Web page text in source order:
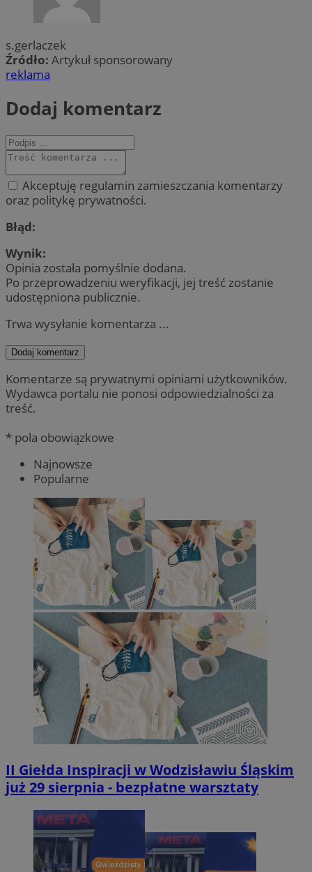
s.gerlaczek
Źródło: Artykuł sponsorowany
reklama
Dodaj komentarz
Akceptuję regulamin zamieszczania komentarzy
oraz politykę prywatności.
Błąd:
Wynik:
Opinia została pomyślnie dodana.
Po przeprowadzeniu weryfikacji, jej treść zostanie
udostępniona publicznie.
Trwa wysyłanie komentarza ...
Dodaj komentarz
Komentarze są prywatnymi opiniami użytkowników.
Wydawca portalu nie ponosi odpowiedzialności za
treść.
* pola obowiązkowe
Najnowsze
Popularne
II Giełda Inspiracji w Wodzisławiu Śląskim
już 29 sierpnia - bezpłatne warsztaty